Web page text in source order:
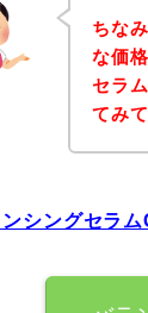
ちな
な価
セラ
てみ
シングセラ